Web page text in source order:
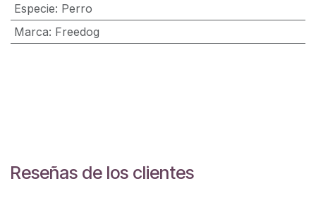
Especie: Perro
Marca: Freedog
Reseñas de los clientes